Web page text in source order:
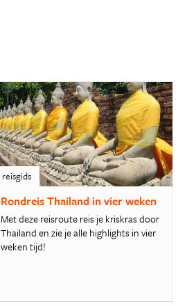
reisgids
Rondreis Thailand in vier weken
Met deze reisroute reis je kriskras door
Thailand en zie je alle highlights in vier
weken tijd!